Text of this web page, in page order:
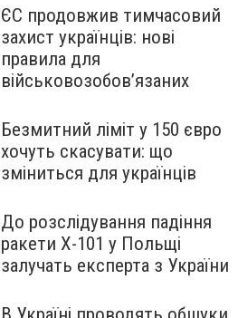
ЄС продовжив тимчасовий
захист українців: нові
правила для
військовозобов’язаних
Безмитний ліміт у 150 євро
хочуть скасувати: що
зміниться для українців
До розслідування падіння
ракети Х-101 у Польщі
залучать експерта з України